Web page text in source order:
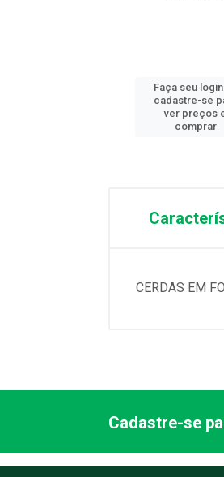
Faça seu
cadastre-se
ver preços
comprar
CERDAS EM
Cadastre-se